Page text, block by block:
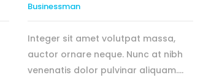
Businessman
Integer sit amet volutpat massa,
auctor ornare neque. Nunc at nibh
venenatis dolor pulvinar aliquam....